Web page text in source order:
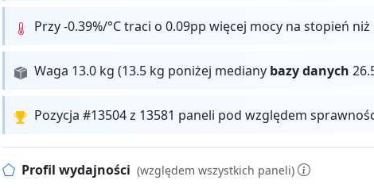
Przy -0.39%/°C traci o 0.09pp więcej mocy na stopień
Waga 13.0 kg (13.5 kg poniżej mediany bazy danych
Pozycja #13504 z 13581 paneli pod względem
Profil wydajności (względem wszystkich paneli)